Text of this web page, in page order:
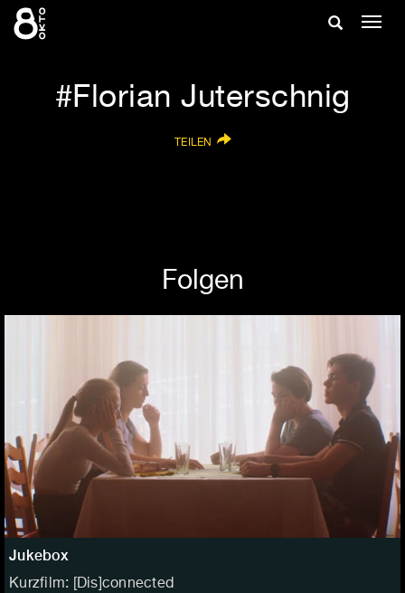
Zum
Inhalt
Suche
Florian Juterschnig
TEILEN
Folgen
Jukebox
Kurzfilm: [Dis]connected